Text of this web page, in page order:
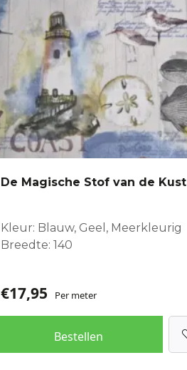
De Magische Stof van de Kust
Kleur: Blauw, Geel, Meerkleurig
Breedte: 140
€17,95 Per meter
Bestellen